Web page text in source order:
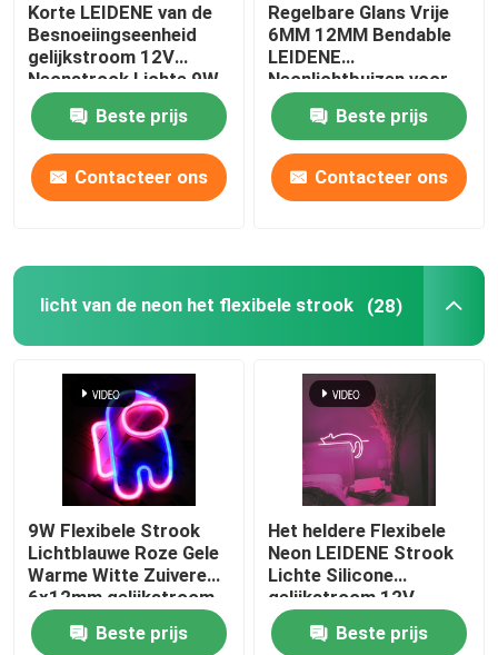
Korte LEIDENE van de
Besnoeiingseenheid
gelijkstroom 12V
Neonstrook Lichte 9W
6X12MM Zuivere
Silicone Flexibele
LEIDENE Neonlichten
Beste prijs
Contacteer ons
Regelbare Glans Vrije
6MM 12MM Bendable
LEIDENE
Neonlichtbuizen voor
Binnenhuisarchitectuur
Beste prijs
Contacteer ons
licht van de neon het flexibele strook (28)
9W Flexibele Strook
Lichtblauwe Roze Gele
Warme Witte Zuivere
6x12mm gelijkstroom
12V van het
siliconeneonBeste prijs
Het heldere Flexibele
Neon LEIDENE Strook
Lichte Silicone
gelijkstroom 12V
maakt Decoratief
waterdichtBeste prijs